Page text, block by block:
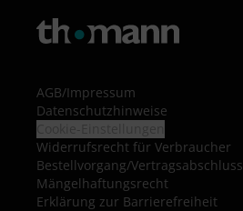
AGB/Impressum
Datenschutzhinweise
Widerrufsrecht für Verbraucher
Bestellvorgang/Vertragsabschluss
Mängelhaftungsrecht
Erklärung zur Barrierefreiheit